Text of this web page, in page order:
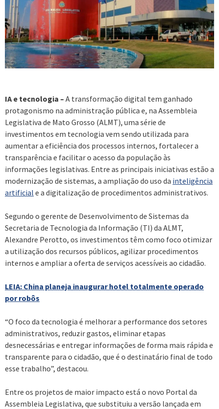
IA e tecnologia – A transformação digital tem ganhado
protagonismo na administração pública e, na Assembleia
Legislativa de Mato Grosso (ALMT), uma série de
investimentos em tecnologia vem sendo utilizada para
aumentar a eficiência dos processos internos, fortalecer a
transparência e facilitar o acesso da população às
informações legislativas. Entre as principais iniciativas estão a
modernização de sistemas, a ampliação do uso da inteligência
artificial e a digitalização de procedimentos administrativos.
Segundo o gerente de Desenvolvimento de Sistemas da
Secretaria de Tecnologia da Informação (TI) da ALMT,
Alexandre Perotto, os investimentos têm como foco otimizar
a utilização dos recursos públicos, agilizar procedimentos
internos e ampliar a oferta de serviços acessíveis ao cidadão.
LEIA: China planeja inaugurar hotel totalmente operado
por robôs
“O foco da tecnologia é melhorar a performance dos setores
administrativos, reduzir gastos, eliminar etapas
desnecessárias e entregar informações de forma mais rápida e
transparente para o cidadão, que é o destinatário final de todo
esse trabalho”, destacou.
Entre os projetos de maior impacto está o novo Portal da
Assembleia Legislativa, que substituiu a versão lançada em